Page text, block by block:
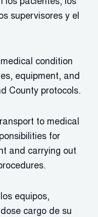
los pacientes, los
supervisores y el
condition
, equipment, and
County protocols.
to medical
for
and carrying out
equipos,
cargo de su